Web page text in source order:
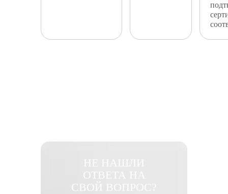
НЕ НАШЛИ
ОТВЕТА НА
СВОЙ ВОПРОС?